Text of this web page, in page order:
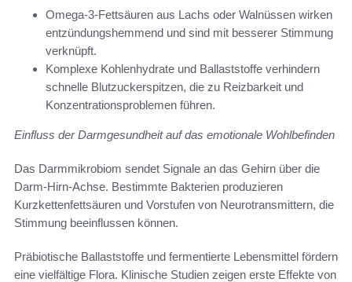
Omega-3-Fettsäuren aus Lachs oder Walnüssen wirken
entzündungshemmend und sind mit besserer Stimmung
verknüpft.
Komplexe Kohlenhydrate und Ballaststoffe verhindern
schnelle Blutzuckerspitzen, die zu Reizbarkeit und
Konzentrationsproblemen führen.
Einfluss der Darmgesundheit auf das emotionale Wohlbefinden
Das Darmmikrobiom sendet Signale an das Gehirn über die
Darm-Hirn-Achse. Bestimmte Bakterien produzieren
Kurzkettenfettsäuren und Vorstufen von Neurotransmittern, die
Stimmung beeinflussen können.
Präbiotische Ballaststoffe und fermentierte Lebensmittel fördern
eine vielfältige Flora. Klinische Studien zeigen erste Effekte von